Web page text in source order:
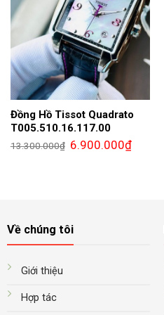
Đồng Hồ Tissot Quadrato
T005.510.16.117.00
13.300.000₫ Giá
gốc
6.900.000₫Giá
hiện
Về chúng tôi
Giới thiệu
Hợp tác